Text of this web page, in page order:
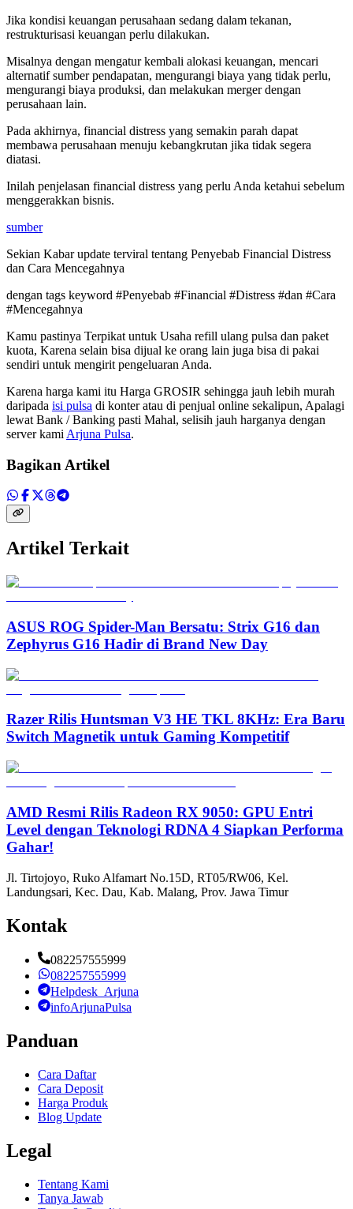
Jika kondisi keuangan perusahaan sedang dalam tekanan,
restrukturisasi keuangan perlu dilakukan.
Misalnya dengan mengatur kembali alokasi keuangan, mencari
alternatif sumber pendapatan, mengurangi biaya yang tidak perlu,
mengurangi biaya produksi, dan melakukan merger dengan
perusahaan lain.
Pada akhirnya, financial distress yang semakin parah dapat
membawa perusahaan menuju kebangkrutan jika tidak segera
diatasi.
Inilah penjelasan financial distress yang perlu Anda ketahui sebelum
menggerakkan bisnis.
sumber
Sekian Kabar update terviral tentang Penyebab Financial Distress
dan Cara Mencegahnya
dengan tags keyword #Penyebab #Financial #Distress #dan #Cara
#Mencegahnya
Kamu pastinya Terpikat untuk Usaha refill ulang pulsa dan paket
kuota, Karena selain bisa dijual ke orang lain juga bisa di pakai
sendiri untuk mengirit pengeluaran Anda.
Karena harga kami itu Harga GROSIR sehingga jauh lebih murah
daripada isi pulsa di konter atau di penjual online sekalipun, Apalagi
lewat Bank / Banking pasti Mahal, selisih jauh harganya dengan
server kami Arjuna Pulsa.
Bagikan Artikel
Artikel Terkait
ASUS ROG Spider-Man Bersatu: Strix G16 dan
Zephyrus G16 Hadir di Brand New Day
Razer Rilis Huntsman V3 HE TKL 8KHz: Era Baru
Switch Magnetik untuk Gaming Kompetitif
AMD Resmi Rilis Radeon RX 9050: GPU Entri
Level dengan Teknologi RDNA 4 Siapkan Performa
Gahar!
Jl. Tirtojoyo, Ruko Alfamart No.15D, RT05/RW06, Kel.
Landungsari, Kec. Dau, Kab. Malang, Prov. Jawa Timur
Kontak
082257555999
082257555999
Helpdesk_Arjuna
infoArjunaPulsa
Panduan
Cara Daftar
Cara Deposit
Harga Produk
Blog Update
Legal
Tentang Kami
Tanya Jawab